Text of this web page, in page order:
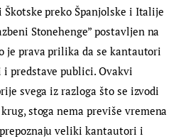
Škotske preko Španjolske i Italije
Stonehenge” postavljen na
je prava prilika da se kantautori
i predstave publici. Ovakvi
svega iz razloga što se izvodi
stoga nema previše vremena
veliki kantautori i